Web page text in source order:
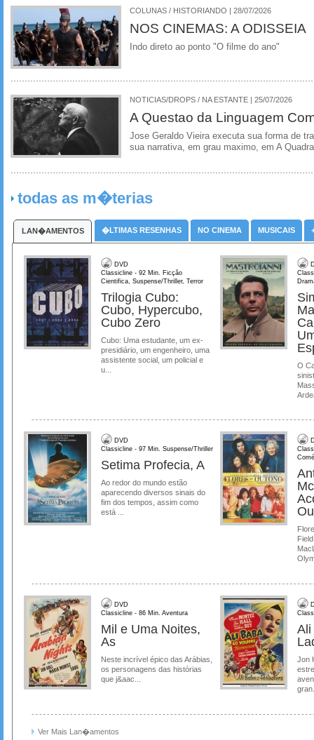
COLUNAS / HISTORIANDO | 28/07/2026
NOS CINEMAS: A ODISSEIA
Indo direto ao ponto "O filme do ano"
NOTICIAS/DROPS / NA ESTANTE | 25/07/2026
A Questao da Linguagem
Jose Geraldo Vieira executa sua forma de
sua narrativa, em grau maximo, em A
todas as m�terias
LAN�AMENTOS �LTIMAS RESENHAS NO CINEMA MUSICAIS
DVD
Classicline - 92 Min. Ficção
Cientifica, Suspense/Thriller, Terror
Trilogia Cubo:
Cubo, Hypercubo,
Cubo Zero
Cubo: Uma estudante, um ex-
presidiário, um engenheiro, uma
assistente social, um policial e
u...
O
DVD
Classicline - 97 Min. Suspense/Thriller
Setima Profecia, A
Ao redor do mundo estão
aparecendo diversos sinais do
fim dos tempos, assim como
está ...
DVD
Classicline - 86 Min. Aventura
Mil e Uma Noites,
As
Neste incrível épico das Arábias,
os personagens das histórias
que j&aac...
Ali
Jon
Ver Mais Lan�amentos